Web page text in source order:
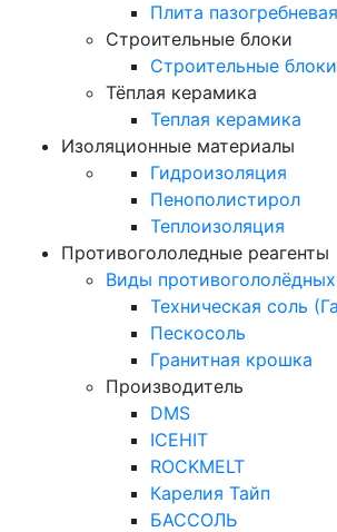
Плита пазогребневая
Строительные блоки
Строительные блоки
Тёплая керамика
Теплая керамика
Изоляционные материалы
Гидроизоляция
Пенополистирол
Теплоизоляция
Противогололедные реагенты
Виды
Техническая соль
Пескосоль
Гранитная крошка
Производитель
DMS
ICEHIT
ROCKMELT
Карелия Тайп
БАССОЛЬ